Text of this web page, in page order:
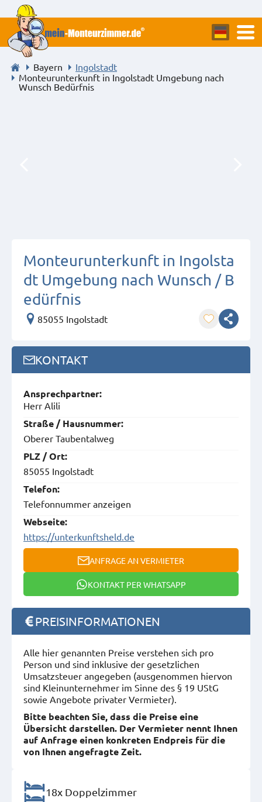
Bayern
Ingolstadt
Monteurunterkunft in Ingolstadt Umgebung nach
Wunsch Bedürfnis
Monteurunterkunft in Ingolsta
dt Umgebung nach Wunsch / B
edürfnis
85055 Ingolstadt
KONTAKT
Ansprech­partner:
Herr Alili
Straße / Hausnummer:
Oberer Taubentalweg
PLZ / Ort:
85055 Ingolstadt
Telefon:
Telefonnummer anzeigen
Webseite:
https://unterkunftsheld.de
ANFRAGE AN VERMIETER
KONTAKT PER WHATSAPP
PREISINFORMATIONEN
Alle hier genannten Preise verstehen sich pro
Person und sind inklusive der gesetzlichen
Umsatzsteuer angegeben (ausgenommen hiervon
sind Kleinunternehmer im Sinne des § 19 UStG
sowie Angebote privater Vermieter).
Bitte beachten Sie, dass die Preise eine
Übersicht darstellen. Der Vermieter nennt Ihnen
auf Anfrage einen konkreten Endpreis für die
von Ihnen angefragte Zeit.
18x Doppelzimmer